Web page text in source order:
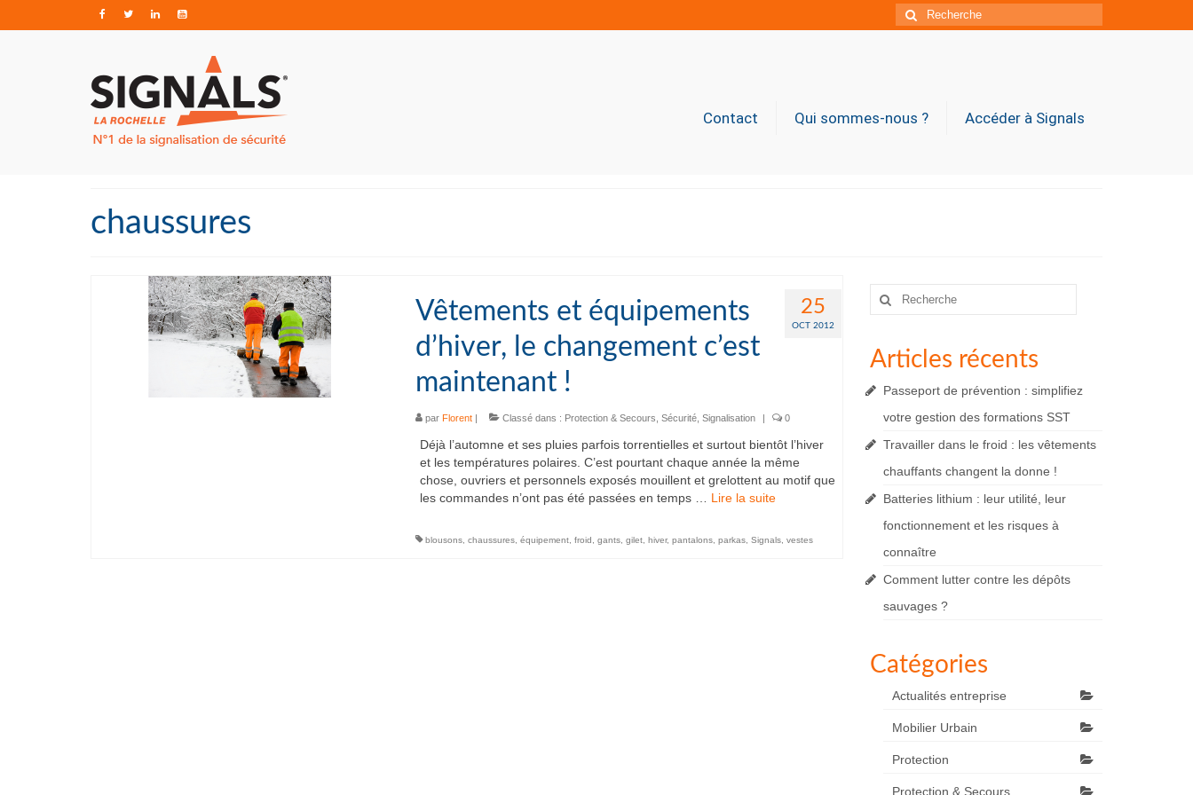
Rechercher
:
Contact Qui sommes-nous ? Accéder à Signals
chaussures
25
OCT 2012
Vêtements et équipements
d’hiver, le changement c’est
maintenant !
par Florent| Classé dans : Protection & Secours Sécurité, Signalisation | 0
Déjà l’automne et ses pluies parfois torrentielles et surtout bientôt l’hiver
et les températures polaires. C’est pourtant chaque année la même
chose, ouvriers et personnels exposés mouillent et grelottent au motif que
les commandes n’ont pas été passées en temps … Lire la suite­­
blousons, chaussures, équipement, froid gants, gilet, hiver, pantalons, parkas, Signals, vestes
Rechercher
Articles récents
Passeport de prévention : simplifiez
votre gestion des formations SST
Travailler dans le froid : les vêtements
chauffants changent la donne !
Batteries lithium : leur utilité, leur
fonctionnement et les risques à
connaître
Comment lutter contre les dépôts
sauvages ?
Catégories
Actualités entreprise
Mobilier Urbain
Protection
Protection & Secours